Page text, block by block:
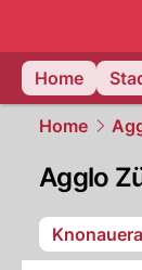
Home
Home
Agglo